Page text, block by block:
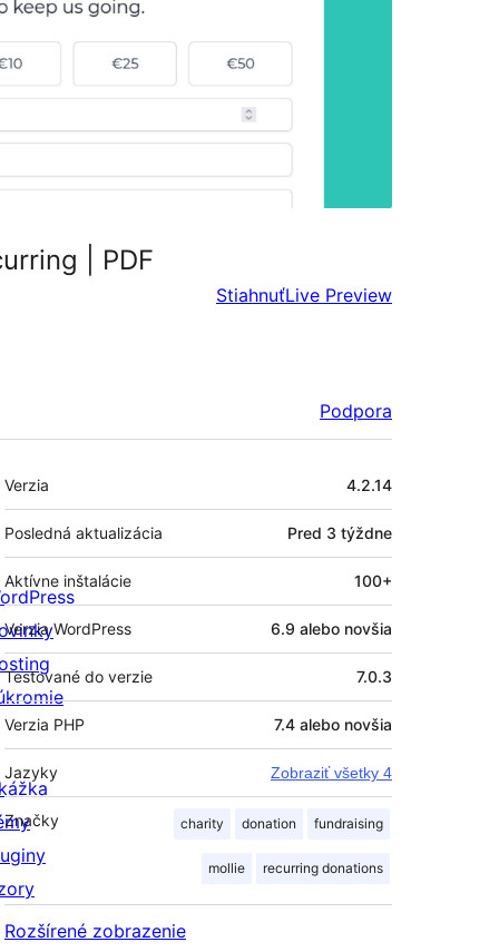
| PDF
StiahnuťLive Preview
Podpora
Meta
Verzia 4.2.14
Posledná aktualizácia Pred 3 týždne
Aktívne inštalácie 100+
Verzia WordPress 6.9 alebo novšia
Testované do verzie 7.0.3
Verzia PHP 7.4 alebo novšia
Jazyky Zobraziť všetky 4
Značky charity donation fundraising
mollie recurring donations
Rozšírené zobrazenie